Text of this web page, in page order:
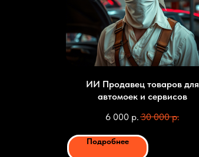
ИИ Продавец товаров для
автомоек и сервисов
6 000 р. 30 000 р.
Подробнее